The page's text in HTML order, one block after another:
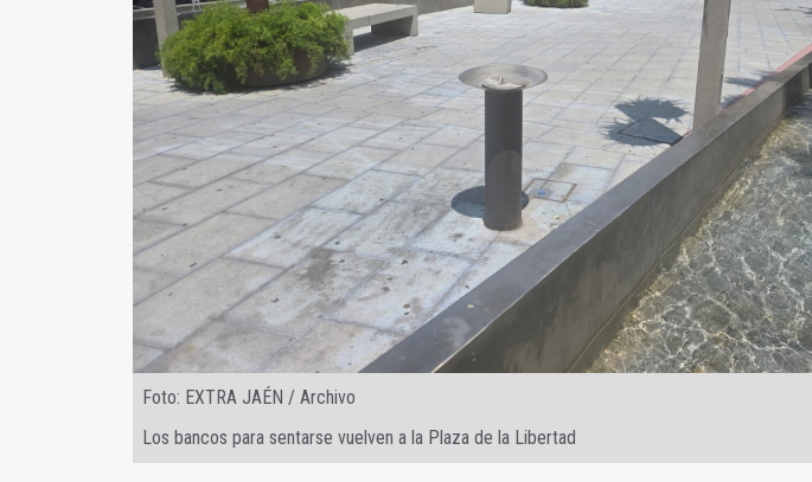
Foto: EXTRA JAÉN / Archivo
Los bancos para sentarse vuelven a la Plaza de la Libertad